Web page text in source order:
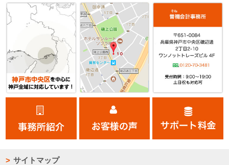
サイトマップ